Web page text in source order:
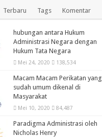
Terbaru Tags Komentar
hubungan antara Hukum
Administrasi Negara dengan
Hukum Tata Negara
Mei 24, 2020 138,534
Macam Macam Perikatan yang
sudah umum dikenal di
Masyarakat
Mei 10, 2020 84,487
Paradigma Administrasi oleh
Nicholas Henry